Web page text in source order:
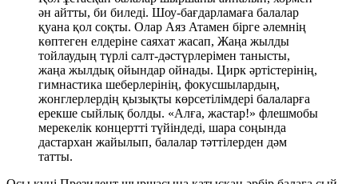
ән айтты, би биледі. Шоу-бағдарламаға балалар
қуана қол соқты. Олар Аяз Атамен бірге әлемнің
көптеген елдеріне саяхат жасап, Жаңа жылды
тойлаудың түрлі салт-дәстүрлерімен танысты,
жаңа жылдық ойындар ойнады. Цирк әртістерінің,
гимнастика шеберлерінің, фокусшылардың,
жонглерлердің қызықты көрсетілімдері балаларға
ерекше сыйлық болды. «Алға, жастар!» флешмобы
мерекелік концертті түйіндеді, шара соңында
дастархан жайылып, балалар тәттілерден дәм
татты.